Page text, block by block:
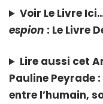
Voir Le Livre
espion : Le Livre
Lire aussi cet
Pauline Peyrade
entre l’humain,